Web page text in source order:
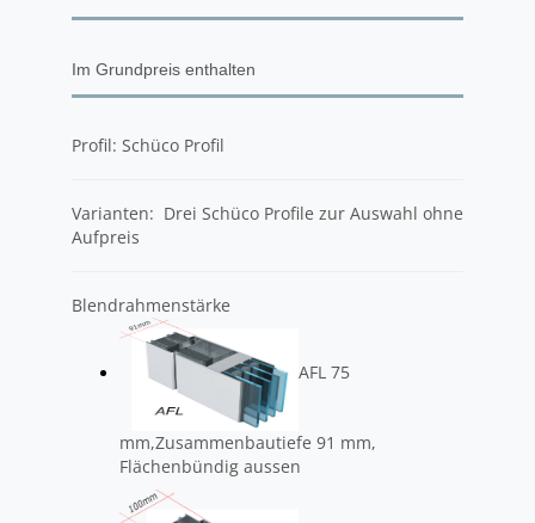
Im Grundpreis enthalten
Profil: Schüco Profil
Varianten: Drei Schüco Profile zur Auswahl ohne
Aufpreis
Blendrahmenstärke
AFL 75
mm,Zusammenbautiefe 91 mm,
Flächenbündig aussen